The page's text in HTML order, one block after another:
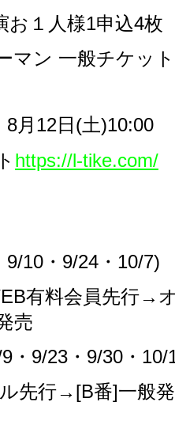
お１人様1申込4枚
マン 一般チケッ
月12日(土)10:00
https://l-tike.com/
10・9/24・10/7)
有料会員先行→
売
9/23・9/30・10/
先行→[B番]一般